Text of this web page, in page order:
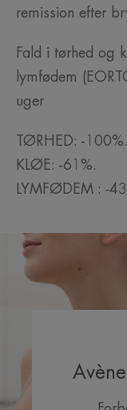
remission efter
Fald i tørhed og
lymfødem
uger
TØRHED: -100%.
KLØE: -61%.
LYMFØDEM : -